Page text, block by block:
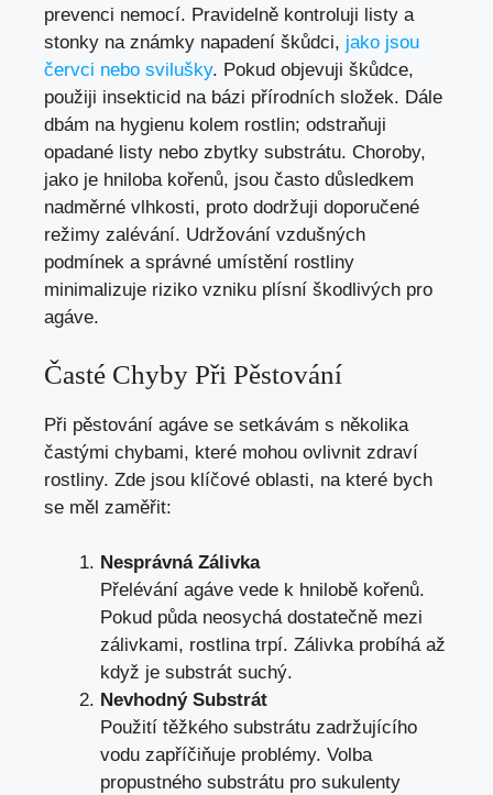
prevenci nemocí. Pravidelně kontroluji listy a
stonky na známky napadení škůdci, jako jsou
červci nebo svilušky. Pokud objevuji škůdce,
použiji insekticid na bázi přírodních složek. Dále
dbám na hygienu kolem rostlin; odstraňuji
opadané listy nebo zbytky substrátu. Choroby,
jako je hniloba kořenů, jsou často důsledkem
nadměrné vlhkosti, proto dodržuji doporučené
režimy zalévání. Udržování vzdušných
podmínek a správné umístění rostliny
minimalizuje riziko vzniku plísní škodlivých pro
agáve.
Časté Chyby Při Pěstování
Při pěstování agáve se setkávám s několika
častými chybami, které mohou ovlivnit zdraví
rostliny. Zde jsou klíčové oblasti, na které bych
se měl zaměřit:
Nesprávná Zálivka
Přelévání agáve vede k hnilobě kořenů.
Pokud půda neosychá dostatečně mezi
zálivkami, rostlina trpí. Zálivka probíhá až
když je substrát suchý.
Nevhodný Substrát
Použití těžkého substrátu zadržujícího
vodu zapříčiňuje problémy. Volba
propustného substrátu pro sukulenty